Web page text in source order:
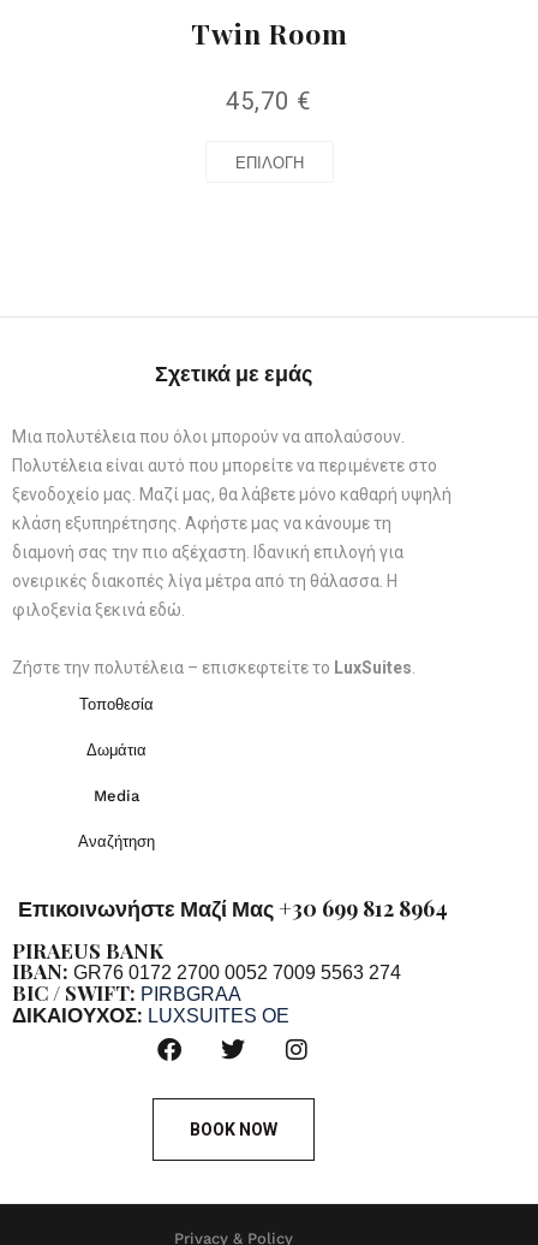
Twin Room
45,70 €
ΕΠΙΛΟΓΉ
Σχετικά με εμάς
Μια πολυτέλεια που όλοι μπορούν να απολαύσουν.
Πολυτέλεια είναι αυτό που μπορείτε να περιμένετε στο
ξενοδοχείο μας. Μαζί μας, θα λάβετε μόνο καθαρή υψηλή
κλάση εξυπηρέτησης. Αφήστε μας να κάνουμε τη
διαμονή σας την πιο αξέχαστη. Ιδανική επιλογή για
ονειρικές διακοπές λίγα μέτρα από τη θάλασσα. Η
φιλοξενία ξεκινά εδώ.
Ζήστε την πολυτέλεια – επισκεφτείτε το LuxSuites
Τοποθεσία
Δωμάτια
Media
Αναζήτηση
Επικοινωνήστε Μαζί Μας +30 699 812 8964
PIRAEUS BANK
IBAN: GR76 0172 2700 0052 7009 5563 274
BIC / SWIFT: PIRBGRAA
ΔΙΚΑΙΟΥΧΟΣ: LUXSUITES OE
BOOK NOW
Privacy & Policy